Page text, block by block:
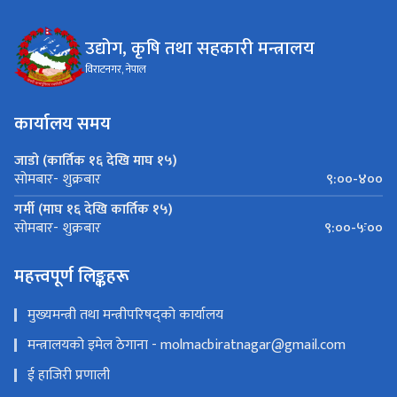
उद्योग, कृषि तथा सहकारी मन्त्रालय
विराटनगर, नेपाल
कार्यालय समय
जाडो (कार्तिक १६ देखि माघ १५)
सोमबार- शुक्रबार
९:००-४००
गर्मी (माघ १६ देखि कार्तिक १५)
सोमबार- शुक्रबार ९:००-५ः००
महत्त्वपूर्ण लिङ्कहरू
मुख्यमन्त्री तथा मन्त्रीपरिषद्को कार्यालय
मन्त्रालयको इमेल ठेगाना - molmacbiratnagar@gmail.com
ई हाजिरी प्रणाली